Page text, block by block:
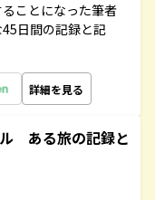
ことになった筆者
日間の記録と記
詳細を見る
ある旅の記録と